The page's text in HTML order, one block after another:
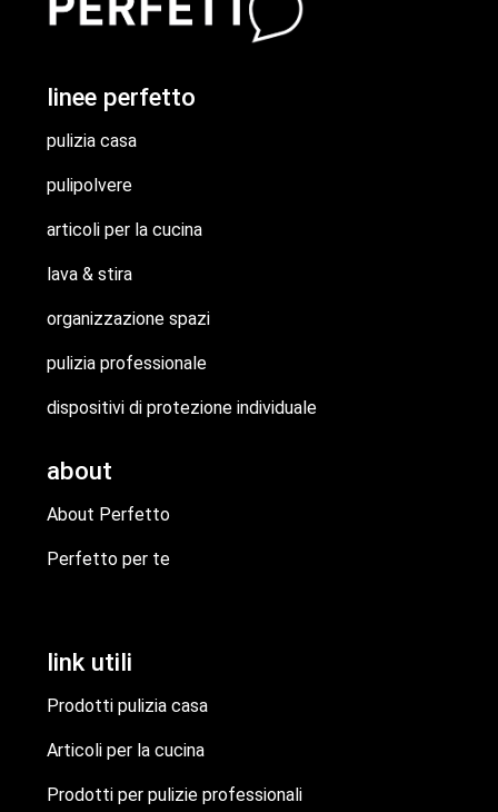
linee perfetto
pulizia casa
pulipolvere
articoli per la cucina
lava & stira
organizzazione spazi
pulizia professionale
dispositivi di protezione individuale
about
About Perfetto
Perfetto per te
link utili
Prodotti pulizia casa
Articoli per la cucina
Prodotti per pulizie professionali